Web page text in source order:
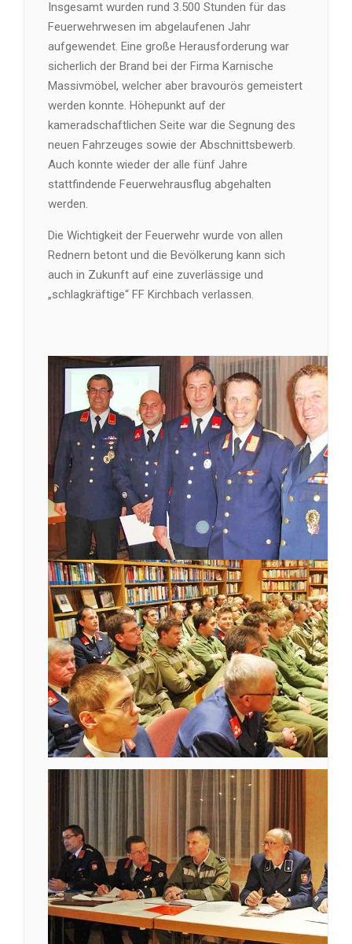
Insgesamt wurden rund 3.500 Stunden für das
Feuerwehrwesen im abgelaufenen Jahr
aufgewendet. Eine große Herausforderung war
sicherlich der Brand bei der Firma Karnische
Massivmöbel, welcher aber bravourös gemeistert
werden konnte. Höhepunkt auf der
kameradschaftlichen Seite war die Segnung des
neuen Fahrzeuges sowie der Abschnittsbewerb.
Auch konnte wieder der alle fünf Jahre
stattfindende Feuerwehrausflug abgehalten
werden.
Die Wichtigkeit der Feuerwehr wurde von allen
Rednern betont und die Bevölkerung kann sich
auch in Zukunft auf eine zuverlässige und
„schlagkräftige“ FF Kirchbach verlassen.